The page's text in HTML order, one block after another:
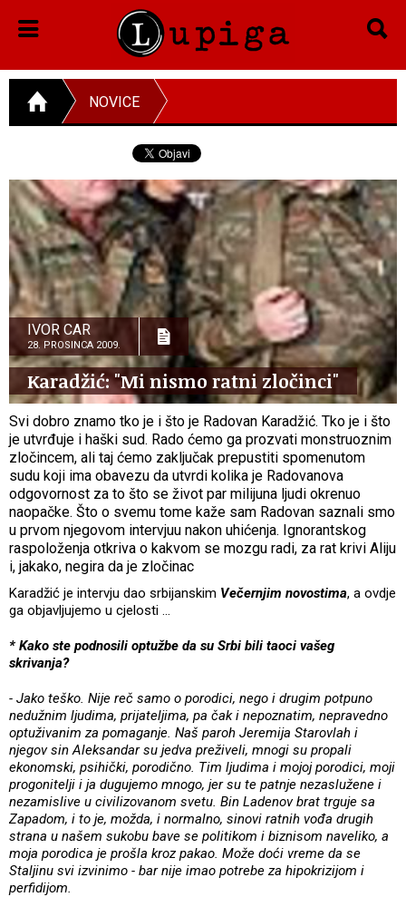
NOVICE
IVOR CAR
28. PROSINCA 2009.
Karadžić: "Mi nismo ratni zločinci"
Svi dobro znamo tko je i što je Radovan Karadžić. Tko je i što
je utvrđuje i haški sud. Rado ćemo ga prozvati monstruoznim
zločincem, ali taj ćemo zaključak prepustiti spomenutom
sudu koji ima obavezu da utvrdi kolika je Radovanova
odgovornost za to što se život par milijuna ljudi okrenuo
naopačke. Što o svemu tome kaže sam Radovan saznali smo
u prvom njegovom intervjuu nakon uhićenja. Ignorantskog
raspoloženja otkriva o kakvom se mozgu radi, za rat krivi Aliju
i, jakako, negira da je zločinac
Karadžić je intervju dao srbijanskim Večernjim novostima, a ovdje
ga objavljujemo u cjelosti ...
* Kako ste podnosili optužbe da su Srbi bili taoci vašeg
skrivanja?
- Jako teško. Nije reč samo o porodici, nego i drugim potpuno
nedužnim ljudima, prijateljima, pa čak i nepoznatim, nepravedno
optuživanim za pomaganje. Naš paroh Jeremija Starovlah i
njegov sin Aleksandar su jedva preživeli, mnogi su propali
ekonomski, psihički, porodično. Tim ljudima i mojoj porodici, moji
progonitelji i ja dugujemo mnogo, jer su te patnje nezaslužene i
nezamislive u civilizovanom svetu. Bin Ladenov brat trguje sa
Zapadom, i to je, možda, i normalno, sinovi ratnih vođa drugih
strana u našem sukobu bave se politikom i biznisom naveliko, a
moja porodica je prošla kroz pakao. Može doći vreme da se
Staljinu svi izvinimo - bar nije imao potrebe za hipokrizijom i
perfidijom.